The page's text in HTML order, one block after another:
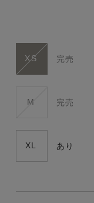
XS 完売
M 完売
XL あり